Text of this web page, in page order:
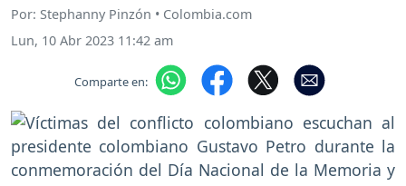
Por: Stephanny Pinzón • Colombia.com
Lun, 10 Abr 2023 11:42 am
Comparte en: